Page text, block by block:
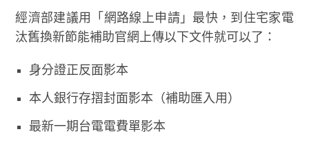
經濟部建議用「網路線上申請」最快，到住宅家電
汰舊換新節能補助官網上傳以下文件就可以了：
身分證正反面影本
本人銀行存摺封面影本（補助匯入用）
最新一期台電電費單影本